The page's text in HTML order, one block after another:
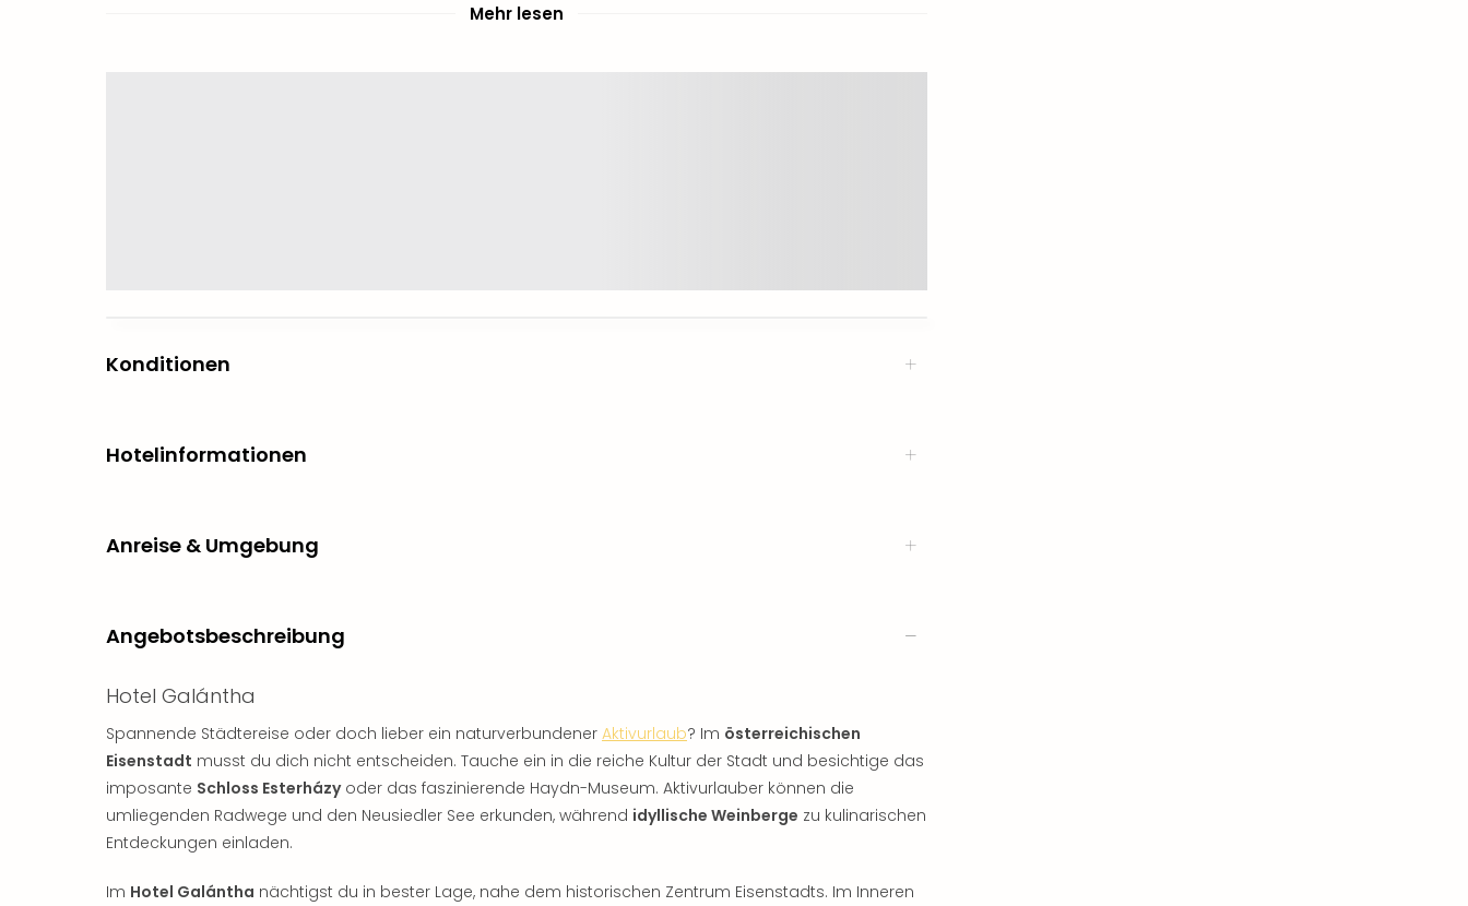
Mehr lesen
Konditionen
Hotelinformationen
Anreise & Umgebung
Angebotsbeschreibung
Hotel Galántha
Spannende Städtereise oder doch lieber ein naturverbundener Aktivurlaub? Im österreichischen
Eisenstadt musst du dich nicht entscheiden. Tauche ein in die reiche Kultur der Stadt und besichtige das
imposante Schloss Esterházyoder das faszinierende Haydn-Museum. Aktivurlauber können die
umliegenden Radwege und den Neusiedler See erkunden, während idyllische Weinberge zu kulinarischen
Entdeckungen einladen.
Im Hotel Galántha nächtigst du in bester Lage, nahe dem historischen Zentrum Eisenstadts. Im Inneren